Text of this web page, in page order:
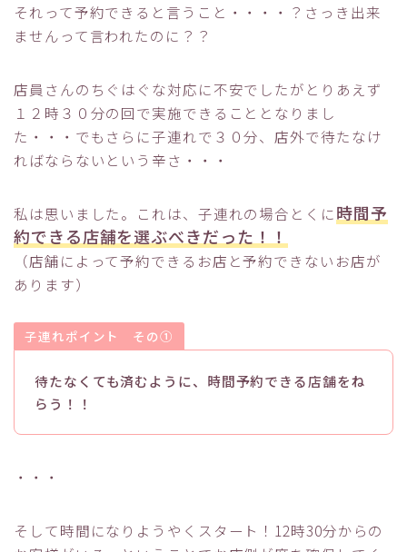
それって予約できると言うこと・・・・？さっき出来
ませんって言われたのに？？
店員さんのちぐはぐな対応に不安でしたがとりあえず
１２時３０分の回で実施できることとなりまし
た・・・でもさらに子連れで３０分、店外で待たなけ
ればならないという辛さ・・・
私は思いました。これは、子連れの場合とくに時間予
約できる店舗を選ぶべきだった！！
（店舗によって予約できるお店と予約できないお店が
あります）
子連れポイント その①
待たなくても済むように、時間予約できる店舗をね
らう！！
・・・
そして時間になりようやくスタート！12時30分からの